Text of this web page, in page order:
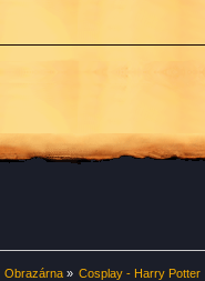
Obrazárna» Cosplay - Harry Potter